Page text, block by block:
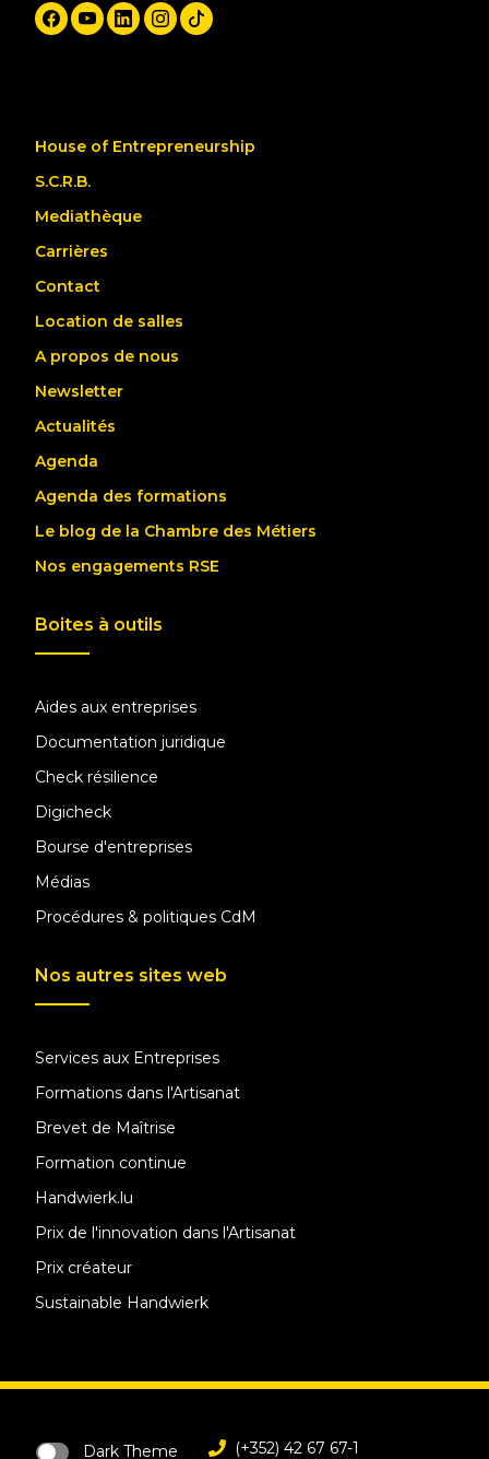
House of Entrepreneurship
S.C.R.B.
Mediathèque
Carrières
Contact
Location de salles
A propos de nous
Newsletter
Actualités
Agenda
Agenda des formations
Le blog de la Chambre des Métiers
Nos engagements RSE
Boites à outils
Aides aux entreprises
Documentation juridique
Check résilience
Digicheck
Bourse d'entreprises
Médias
Procédures & politiques CdM
Nos autres sites web
Services aux Entreprises
Formations dans l'Artisanat
Brevet de Maîtrise
Formation continue
Handwierk.lu
Prix de l'innovation dans l'Artisanat
Prix créateur
Sustainable Handwierk
Dark Theme (+352) 42 67 67-1